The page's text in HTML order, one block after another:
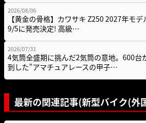
2026/08/06
【黄金の骨格】カワサキ Z250 2027年モデ
9/5に発売決定! 高級…
2026/07/31
4気筒全盛期に挑んだ2気筒の意地。600台
到した”アマチュアレースの甲子…
最新の関連記事(新型バイク(外